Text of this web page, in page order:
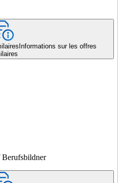
Informations sur les offres